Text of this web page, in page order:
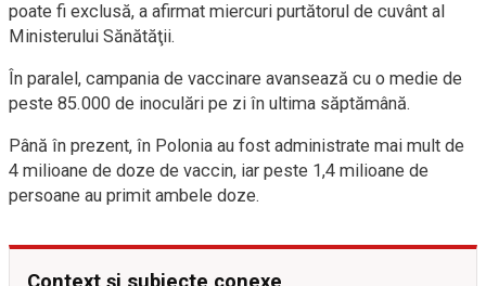
poate fi exclusă, a afirmat miercuri purtătorul de cuvânt al
Ministerului Sănătăţii.
În paralel, campania de vaccinare avansează cu o medie de
peste 85.000 de inoculări pe zi în ultima săptămână.
Până în prezent, în Polonia au fost administrate mai mult de
4 milioane de doze de vaccin, iar peste 1,4 milioane de
persoane au primit ambele doze.